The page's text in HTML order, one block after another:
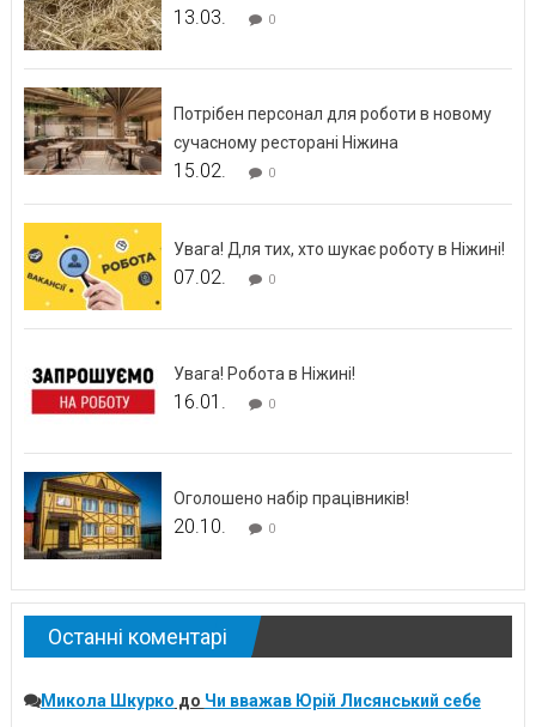
13.03. 0
Потрібен персонал для роботи в новому
сучасному ресторані Ніжина
15.02. 0
Увага! Для тих, хто шукає роботу в Ніжині!
07.02. 0
Увага! Робота в Ніжині!
16.01. 0
Оголошено набір працівників!
20.10. 0
Останні коментарі
Микола Шкурко до Чи вважав Юрій Лисянський себе